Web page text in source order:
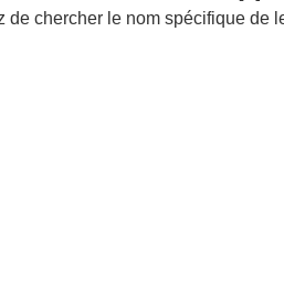
chercher le nom spécifique